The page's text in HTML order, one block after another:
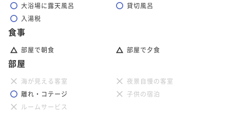
大浴場に露天風呂
貸切風呂
入湯税
食事
部屋で朝食 部屋で夕食
部屋
海が見える客室
夜景自慢の客室
離れ・コテージ
子供の宿泊
ルームサービス